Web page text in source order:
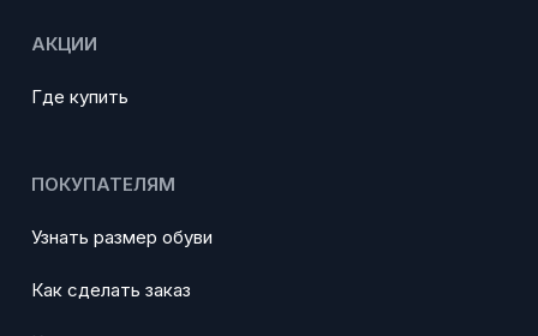
АКЦИИ
Где купить
ПОКУПАТЕЛЯМ
Узнать размер обуви
Как сделать заказ